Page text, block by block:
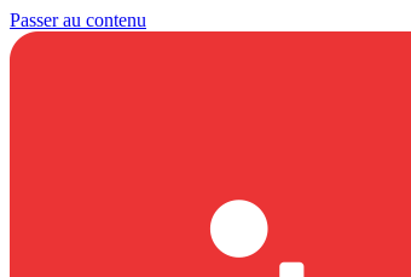
Passer au contenu